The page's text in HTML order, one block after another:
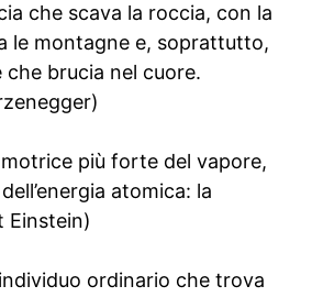
che scava la roccia, con la
le montagne e, soprattutto,
che brucia nel cuore.
motrice più forte del vapore,
atomica: la
Einstein)
ordinario che trova